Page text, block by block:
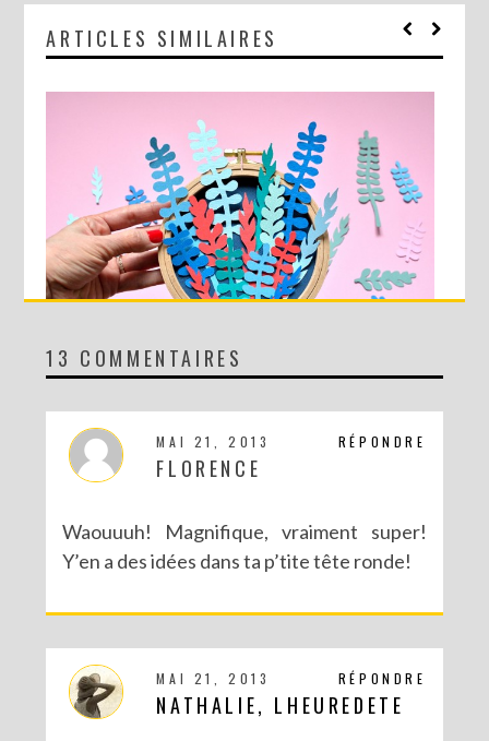
ARTICLES SIMILAIRES
DIY MA FORÊT DE PAPIER
DIY SAINT VALENTIN : UNE CARTE POP-UP QUI BRISE LA GLACE !
13 COMMENTAIRES
RÉPONDRE
MAI 21, 2013
FLORENCE
Waouuuh! Magnifique, vraiment super!
Y’en a des idées dans ta p’tite tête ronde!
RÉPONDRE
MAI 21, 2013
NATHALIE, LHEUREDETE